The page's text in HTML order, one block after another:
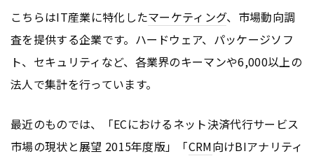
こちらはIT産業に特化したマーケティング、市場動向調
査を提供する企業です。ハードウェア、パッケージソフ
ト、セキュリティなど、各業界のキーマンや6,000以上の
法人で集計を行っています。
最近のものでは、「ECにおけるネット決済代行サービス
市場の現状と展望 2015年度版」「CRM向けBIアナリティ